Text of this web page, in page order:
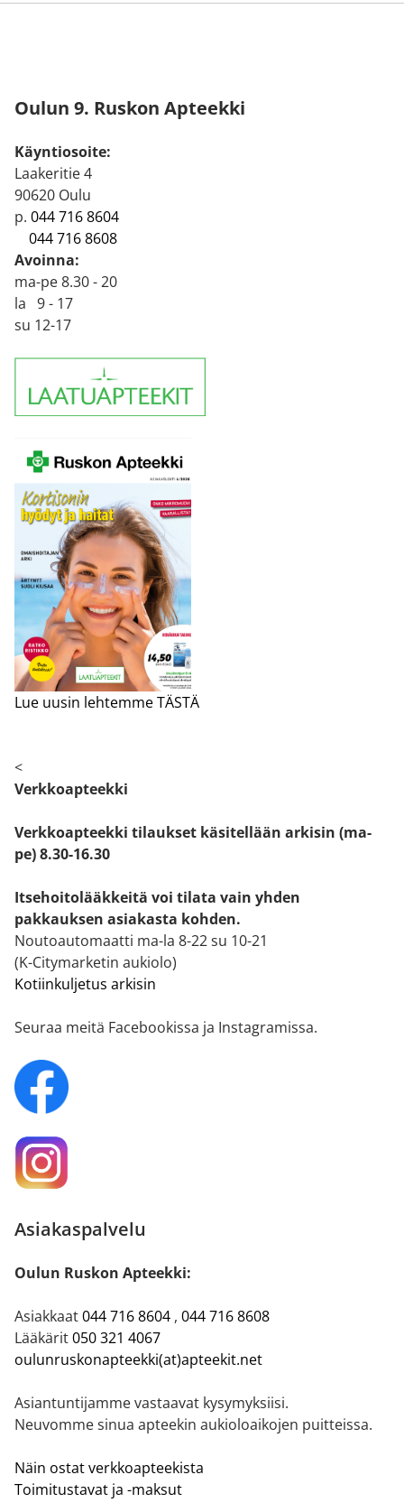
Oulun 9. Ruskon Apteekki
Käyntiosoite:
Laakeritie 4
90620 Oulu
p. 044 716 8604
044 716 8608
Avoinna:
ma-pe 8.30 - 20
la 9 - 17
su 12-17
Lue uusin lehtemme TÄSTÄ
<
Verkkoapteekki
Verkkoapteekki tilaukset käsitellään arkisin (ma-
pe) 8.30-16.30
Itsehoitolääkkeitä voi tilata vain yhden
pakkauksen asiakasta kohden.
Noutoautomaatti ma-la 8-22 su 10-21
(K-Citymarketin aukiolo)
Kotiinkuljetus arkisin
Seuraa meitä Facebookissa ja Instagramissa.
Asiakaspalvelu
Oulun Ruskon Apteekki:
Asiakkaat044 716 8604 , 044 716 8608
Lääkärit050 321 4067
oulunruskonapteekki(at)apteekit.net
Asiantuntijamme vastaavat kysymyksiisi.
Neuvomme sinua apteekin aukioloaikojen puitteissa.
Näin ostat verkkoapteekista
Toimitustavat ja -maksut